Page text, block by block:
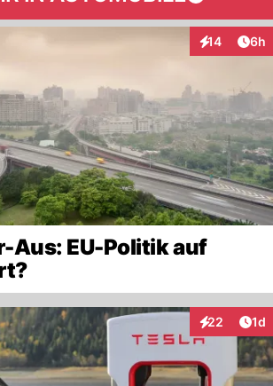
14
Interaktionen
6h
Aus: EU-Politik auf
22
Interaktionen
1d